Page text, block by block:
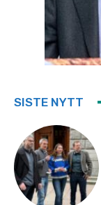
SISTE NYTT